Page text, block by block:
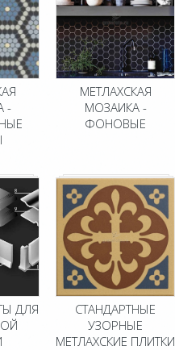
-
МЕТЛАХСКАЯ
МОЗАИКА -
ФОНОВЫЕ
ДЛЯ
СТАНДАРТНЫЕ
УЗОРНЫЕ
МЕТЛАХСКИЕ ПЛИТКИ